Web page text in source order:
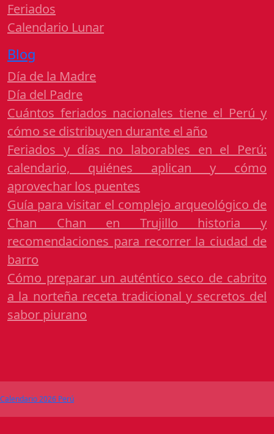
Feriados
Calendario Lunar
Blog
Día de la Madre
Día del Padre
Cuántos feriados nacionales tiene el Perú y
cómo se distribuyen durante el año
Feriados y días no laborables en el Perú:
calendario, quiénes aplican y cómo
aprovechar los puentes
Guía para visitar el complejo arqueológico de
Chan Chan en Trujillo historia y
recomendaciones para recorrer la ciudad de
barro
Cómo preparar un auténtico seco de cabrito
a la norteña receta tradicional y secretos del
sabor piurano
Calendario 2026 Perú